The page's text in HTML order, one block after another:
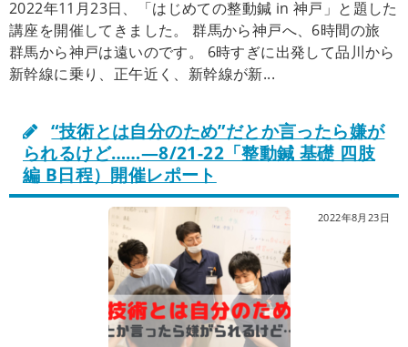
2022年11月23日、「はじめての整動鍼 in 神戸」と題した
講座を開催してきました。 群馬から神戸へ、6時間の旅
群馬から神戸は遠いのです。 6時すぎに出発して品川から
新幹線に乗り、正午近く、新幹線が新...
“技術とは自分のため”だとか言ったら嫌が
られるけど……―8/21-22「整動鍼 基礎 四肢
編 B日程）開催レポート
2022年8月23日